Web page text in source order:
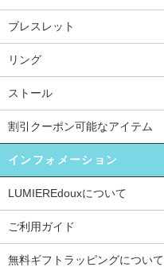
ブレスレット
リング
ストール
割引クーポン可能なアイテム
インフォメーション
LUMIEREdouxについて
ご利用ガイド
無料ギフトラッピングについて